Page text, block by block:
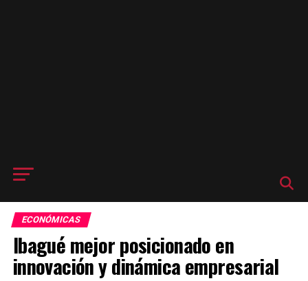
ECONÓMICAS
Ibagué mejor posicionado en
innovación y dinámica empresarial